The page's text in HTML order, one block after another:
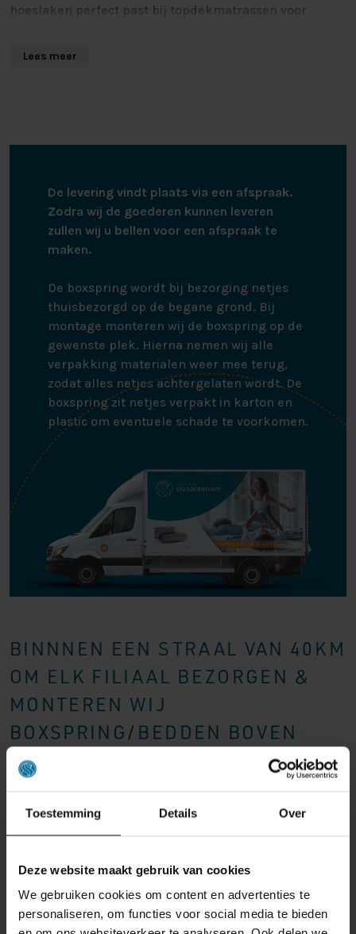
Toestemming Details Over
Deze website maakt gebruik van cookies
We gebruiken cookies om content en advertenties te
personaliseren, om functies voor social media te bieden
hoeslaken perfect past bij topdekmatrassen voor
hoeslaken kan gewassen worden tot 60 graden, is
Lees meer
De levering vindt plaats via een afspraak.
Zodra wij de goederen kunnen leveren
zullen wij u bellen voor een afspraak te
maken.
De boxspring wordt bij bezorging netjes
thuisbezorgd op de begane grond. Bij
montage monteren wij de boxspring op de
gewenste plek. Hierna nemen wij alle
verpakking materialen weer mee terug,
zodat alles netjes achtergelaten wordt. De
boxspring zit netjes verpakt in karton en
plastic om eventuele schade te voorkomen.
BINNNEN EEN STRAAL VAN 40KM
OM ELK FILIAAL BEZORGEN &
MONTEREN WIJ
BOXSPRING/BEDDEN BOVEN
€1000,- GRATIS.